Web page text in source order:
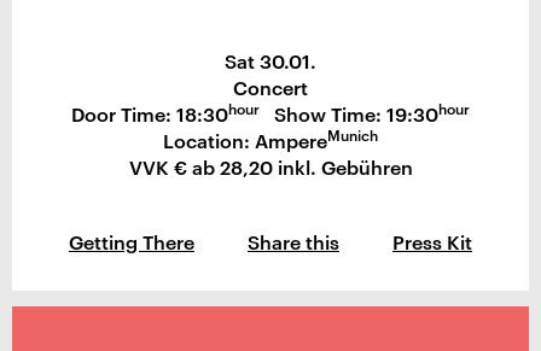
Sat 30.01.
Concert
Door Time: 18:30hour Show Time: 19:30hour
Location: AmpereMunich
VVK € ab 28,20 inkl. Gebühren
Getting There Share this Press Kit